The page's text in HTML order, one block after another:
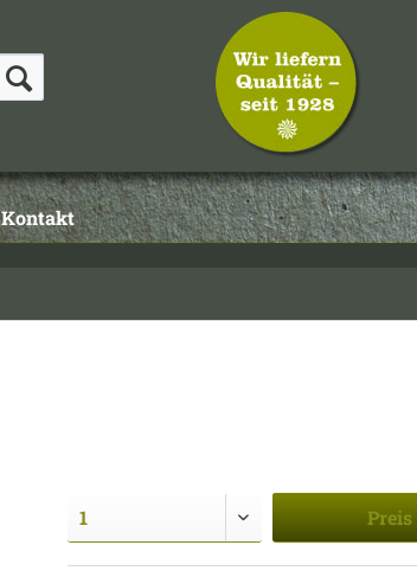
Kontakt
Preis